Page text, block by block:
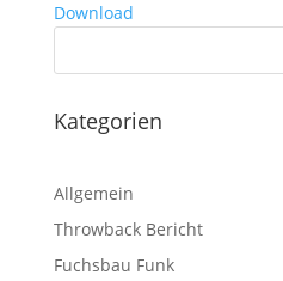
Download
Kategorien
Allgemein
Throwback Bericht
Fuchsbau Funk